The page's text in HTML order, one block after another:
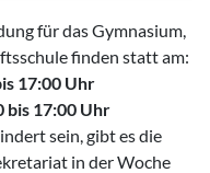
für das Gymnasium,
finden statt am:
17:00 Uhr
bis 17:00 Uhr
sein, gibt es die
in der Woche